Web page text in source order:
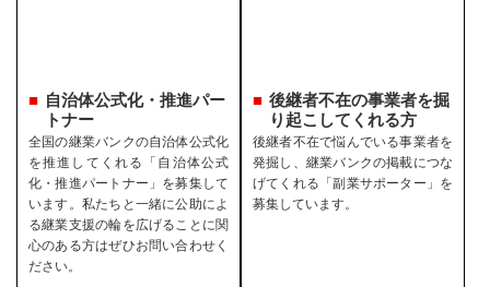
自治体公式化・推進パー
トナー
全国の継業バンクの自治体公式化
を推進してくれる「自治体公式
化・推進パートナー」を募集して
います。私たちと一緒に公助によ
る継業支援の輪を広げることに関
心のある方はぜひお問い合わせく
ださい。
後継者不在の事業者を掘
り起こしてくれる方
後継者不在で悩んでいる事業者を
発掘し、継業バンクの掲載につな
げてくれる「副業サポーター」を
募集しています。